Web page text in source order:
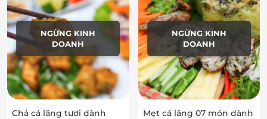
NGỪNG KINH
DOANH
Chả cá lăng tươi dành
NGỪNG KINH
DOANH
Mẹt cá lăng 07 món dành